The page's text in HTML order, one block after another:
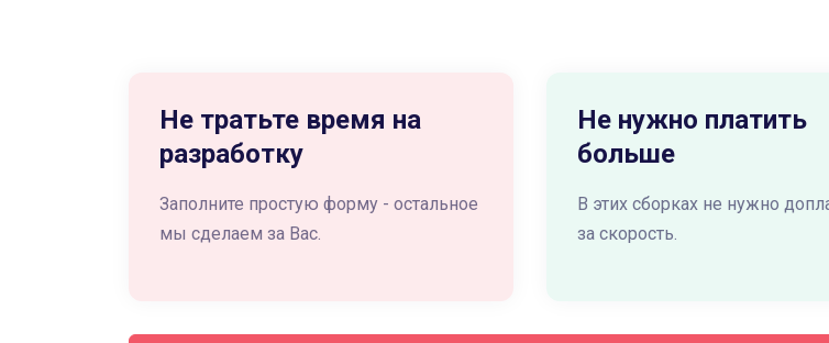
Не тратьте время на
разработку
Заполните простую форму - остальное
мы сделаем за Вас.
Не нужно платить
больше
В этих сборках не нужно
за скорость.